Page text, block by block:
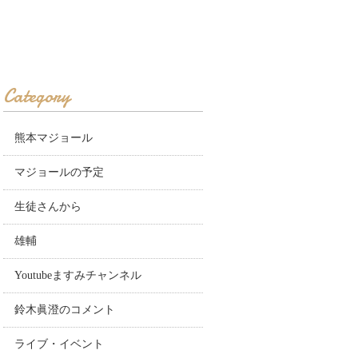
Category
熊本マジョール
マジョールの予定
生徒さんから
雄輔
Youtubeますみチャンネル
鈴木眞澄のコメント
ライブ・イベント